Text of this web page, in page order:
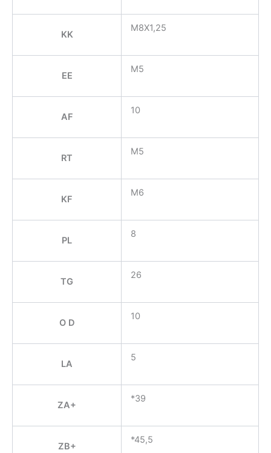
KK
M8X1,25
EE
M5
AF
10
RT
M5
KF
M6
PL
8
TG
26
O D
10
LA
5
ZA+
*39
ZB+
*45,5